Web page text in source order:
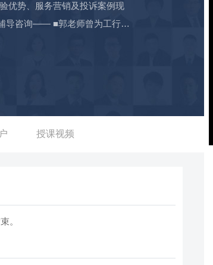
优势、服务营销及投诉案例现
导咨询—— ■郭老师曾为工行广
、河南省农村信用联社、衢
堂经理规范化服务能力提
郭老师初步进入银行时就职于
等工作，并于2006年起担任
了客服人员的服务投诉处理能
成为行内的范本广受传阅，
《银行客户抱怨与投诉技
服务内训师等服务保障性人
授课视频
。